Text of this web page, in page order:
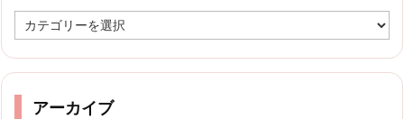
テ
リ
アーカイブ